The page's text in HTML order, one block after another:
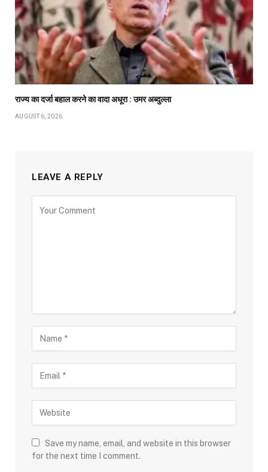
राज्य का दर्जा बहाल करने का वादा अधूरा : उमर अब्दुल्ला
AUGUST 6, 2026
LEAVE A REPLY
Save my name, email, and website in this browser
for the next time I comment.